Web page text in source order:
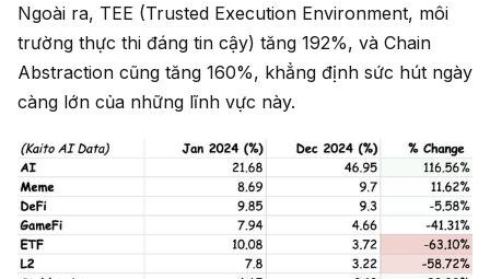
Ngoài ra, TEE (Trusted Execution Environment, môi
trường thực thi đáng tin cậy) tăng 192%, và Chain
Abstraction cũng tăng 160%, khẳng định sức hút ngày
càng lớn của những lĩnh vực này.